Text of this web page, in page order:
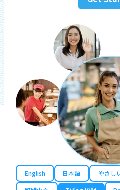
English 日本語 やさし